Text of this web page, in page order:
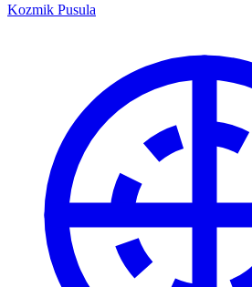
Kozmik Pusula